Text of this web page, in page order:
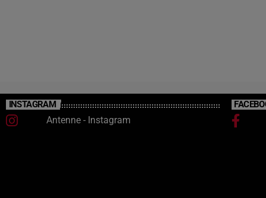
INSTAGRAM
Antenne - Instagram